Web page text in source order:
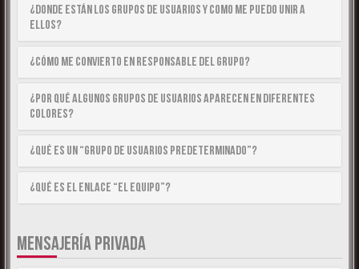
¿Donde están los Grupos de Usuarios y como me puedo unir a
ellos?
¿Cómo me convierto en Responsable del Grupo?
¿Por qué algunos Grupos de Usuarios aparecen en diferentes
colores?
¿Qué es un “Grupo de Usuarios predeterminado”?
¿Qué es el enlace “El equipo”?
MENSAJERÍA PRIVADA